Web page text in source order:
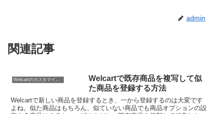
admin
関連記事
Welcartのカスタマイズ方法
Welcartで既存商品を複写して似
た商品を登録する方法
Welcartで新しい商品を登録するとき、一から登録するのは大変です
よね。似た商品はもちろん、似ていない商品でも商品オプションの設